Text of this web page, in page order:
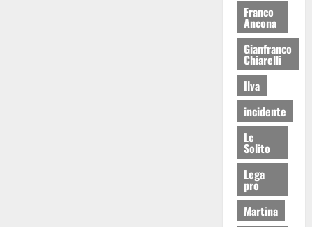
Franco
Ancona
Gianfranco
Chiarelli
Ilva
incidente
Lc
Solito
Lega
pro
Martina